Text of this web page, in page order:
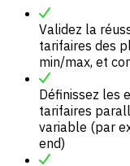
Validez la
tarifaires des
min/max, et
Définissez les
tarifaires
variable (par
end)